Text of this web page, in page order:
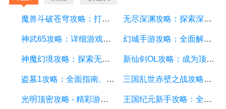
魔兽斗破苍穹攻略：打造最强战队、掌握绝世神技 无尽深渊攻略：探索深渊的秘密，成为最强战士
神武65攻略：详细游戏攻略方面的描述 幻城手游攻略：全面解析游戏技巧、装备选择和副本攻略
神魔幻境攻略：探索无尽的魔幻世界，成为顶尖玩家 新仙剑OL攻略：成为顶级仙侠大侠的秘诀与技巧
盗墓1攻略：全面指南、秘籍和技巧 三国乱世赤壁之战攻略：详细游戏攻略方面的描述
光明顶密攻略 - 精彩游戏攻略分享，助你征服光明顶的挑战 王国纪元新手攻略：全面解析游戏基础、升级策略和资源管理